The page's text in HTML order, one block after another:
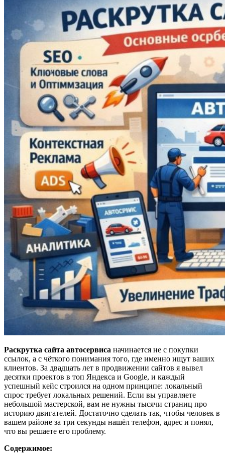
Раскрутка сайта автосервиса начинается не с покупки
ссылок, а с чёткого понимания того, где именно ищут ваших
клиентов. За двадцать лет в продвижении сайтов я вывел
десятки проектов в топ Яндекса и Google, и каждый
успешный кейс строился на одном принципе: локальный
спрос требует локальных решений. Если вы управляете
небольшой мастерской, вам не нужны тысячи страниц про
историю двигателей. Достаточно сделать так, чтобы человек в
вашем районе за три секунды нашёл телефон, адрес и понял,
что вы решаете его проблему.
Содержимое: